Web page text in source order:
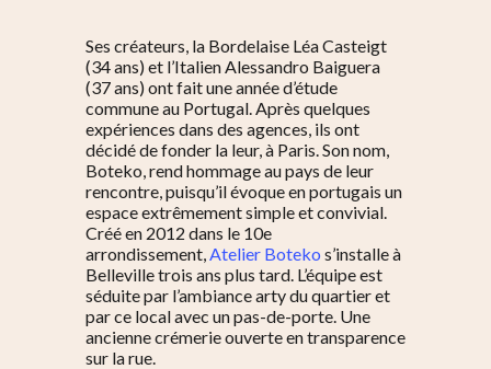
Ses créateurs, la Bordelaise Léa Casteigt
(34 ans) et l’Italien Alessandro Baiguera
(37 ans) ont fait une année d’étude
commune au Portugal. Après quelques
expériences dans des agences, ils ont
décidé de fonder la leur, à Paris. Son nom,
Boteko, rend hommage au pays de leur
rencontre, puisqu’il évoque en portugais un
espace extrêmement simple et convivial.
Créé en 2012 dans le 10e
arrondissement,Atelier Boteko s’installe à
Belleville trois ans plus tard. L’équipe est
séduite par l’ambiance arty du quartier et
par ce local avec un pas-de-porte. Une
ancienne crémerie ouverte en transparence
sur la rue.